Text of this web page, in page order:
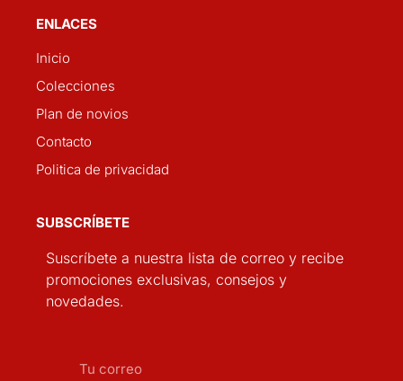
ENLACES
Inicio
Colecciones
Plan de novios
Contacto
Politica de privacidad
SUBSCRÍBETE
Suscríbete a nuestra lista de correo y recibe
promociones exclusivas, consejos y
novedades.